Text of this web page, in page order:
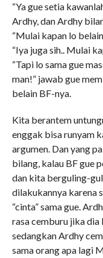
“Ya gue setia
Ardhy, dan Ardhy
“Mulai kapan lo
“Iya juga sih.. Mulai
“Tapi lo sama gue
man!” jawab gue
belain BF-nya.
Kita berantem
enggak bisa runyam
argumen. Dan yang
bilang, kalau BF gue
dan kita berguling-
dilakukannya karena
“cinta” sama gue.
rasa cemburu jika dia
sedangkan Ardhy
sama orang apa lagi